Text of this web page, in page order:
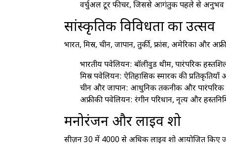
वर्चुअल टूर फीचर, जिससे आगंतुक पहले से अनुभव
सांस्कृतिक विविधता का उत्सव
भारत, मिस्र, चीन, जापान, तुर्की, फ्रांस, अमेरिका और
भारतीय पवेलियन: बॉलीवुड थीम, पारंपरिक
मिस्र पवेलियन: ऐतिहासिक स्मारक की प्रतिकृतियाँ
चीन और जापान: आधुनिक तकनीक और पारंपरिक
अफ्रीकी पवेलियन: रंगीन परिधान, नृत्य और
मनोरंजन और लाइव शो
सीज़न 30 में 4000 से अधिक लाइव शो आयोजित किए